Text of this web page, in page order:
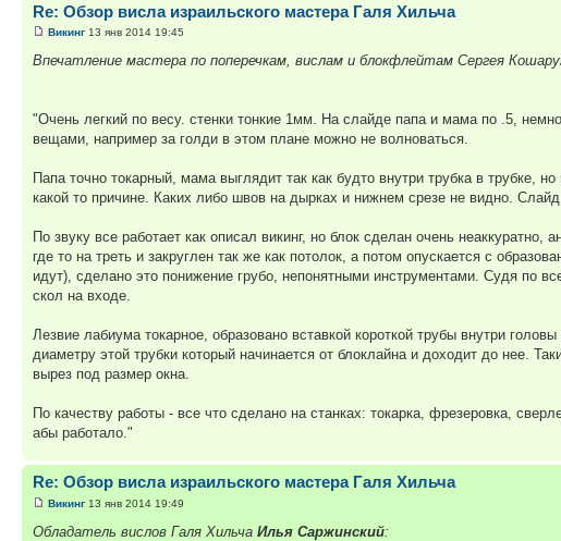
Re: Обзор висла израильского мастера Галя Хильча
Викинг 13 янв 2014 19:45
Впечатление мастера по поперечкам, вислам и блокфлейтам Сергея
"Очень легкий по весу. стенки тонкие 1мм. На слайде папа и мама по .5,
вещами, например за голди в этом плане можно не волноваться.
Папа точно токарный, мама выглядит так как будто внутри трубка в трубке,
какой то причине. Каких либо швов на дырках и нижнем срезе не видно.
По звуку все работает как описал викинг, но блок сделан очень
где то на треть и закруглен так же как потолок, а потом опускается с
идут), сделано это понижение грубо, непонятными инструментами. Судя по
скол на входе.
Лезвие лабиума токарное, образовано вставкой короткой трубы внутри
диаметру этой трубки который начинается от блоклайна и доходит до нее.
вырез под размер окна.
По качеству работы - все что сделано на станках: токарка, фрезеровка,
абы работало."
Re: Обзор висла израильского мастера Галя Хильча
Викинг 13 янв 2014 19:49
Обладатель вислов Галя Хильча Илья Саржинский: